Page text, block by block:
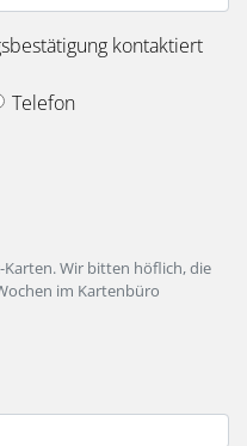
kontaktiert
Telefon
Wir bitten höflich, die
im Kartenbüro